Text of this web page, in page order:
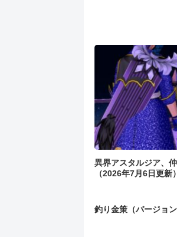
異界アスタルジア、
（2026年7月6日更新）
釣り金策（バージョン